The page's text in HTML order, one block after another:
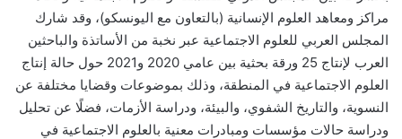
مراكز ومعاهد العلوم الإنسانية (بالتعاون مع اليونسكو)، وقد شارك
المجلس العربي للعلوم الاجتماعية عبر نخبة من الأساتذة والباحثين
العرب لإنتاج 25 ورقة بحثية بين عامي 2020 و2021 حول حالة إنتاج
العلوم الاجتماعية في المنطقة، وذلك بموضوعات وقضايا مختلفة عن
النسوية، والتاريخ الشفوي، والبيئة، ودراسة الأزمات، فضلًا عن تحليل
ودراسة حالات مؤسسات ومبادرات معنية بالعلوم الاجتماعية في